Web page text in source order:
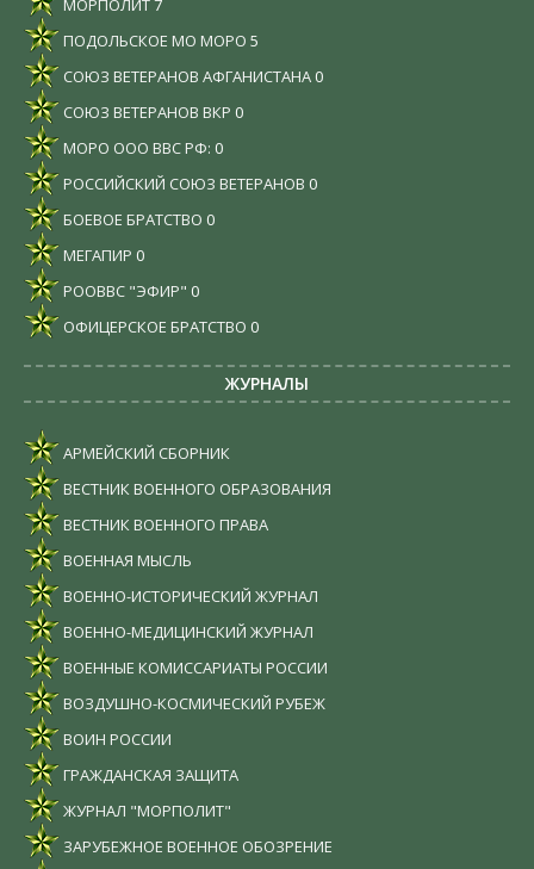
МОРПОЛИТ7
ПОДОЛЬСКОЕ МО МОРО 5
СОЮЗ ВЕТЕРАНОВ АФГАНИСТАНА 0
СОЮЗ ВЕТЕРАНОВ ВКР 0
МОРО ООО ВВС РФ: 0
РОССИЙСКИЙ СОЮЗ ВЕТЕРАНОВ 0
БОЕВОЕ БРАТСТВО 0
МЕГАПИР 0
РООВВС "ЭФИР" 0
ОФИЦЕРСКОЕ БРАТСТВО 0
ЖУРНАЛЫ
АРМЕЙСКИЙ СБОРНИК
ВЕСТНИК ВОЕННОГО ОБРАЗОВАНИЯ
ВЕСТНИК ВОЕННОГО ПРАВА
ВОЕННАЯ МЫСЛЬ
ВОЕННО-ИСТОРИЧЕСКИЙ ЖУРНАЛ
ВОЕННО-МЕДИЦИНСКИЙ ЖУРНАЛ
ВОЕННЫЕ КОМИССАРИАТЫ РОССИИ
ВОЗДУШНО-КОСМИЧЕСКИЙ РУБЕЖ
ВОИН РОССИИ
ГРАЖДАНСКАЯ ЗАЩИТА
ЖУРНАЛ "МОРПОЛИТ"
ЗАРУБЕЖНОЕ ВОЕННОЕ ОБОЗРЕНИЕ